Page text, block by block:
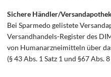
Sichere Händler/
Bei Sparmedo gelistete
Versandhandels-Register des
von Humanarzneimitteln über
(§ 43 Abs. 1 Satz 1 und §67 Abs.